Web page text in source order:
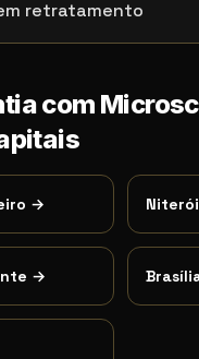
retratamento
com
→ Niterói
→